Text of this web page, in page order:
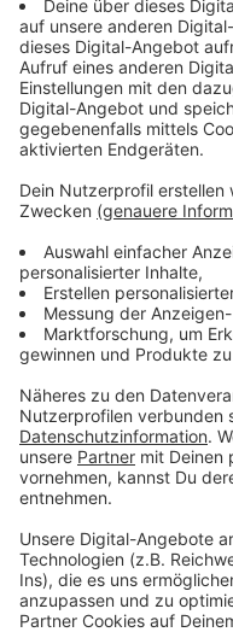
Anzeige
Sie sagt aber auch,
Mehrzahl sehe, dass
würden. Der
währenddessen klar:
Weise um eine
erlaubt werden, dass
und Genesene ohne
auch die Mitarbeiter
Michael Brill von
nachvollziehbar. Man
andere Lösungen, um
Anzeige